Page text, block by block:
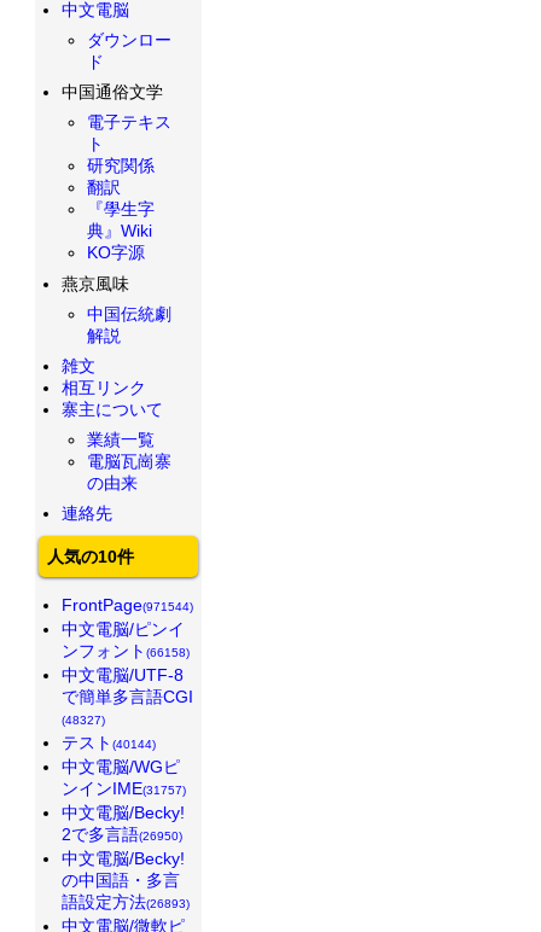
中文電脳
ダウンロー
ド
中国通俗文学
電子テキス
ト
研究関係
翻訳
『學生字
典』Wiki
KO字源
燕京風味
中国伝統劇
解説
雑文
相互リンク
寨主について
業績一覧
電脳瓦崗寨
の由来
連絡先
人気の10件
FrontPage(971544)
中文電脳/ピンイ
ンフォント (66158)
中文電脳/UTF-8
で簡単多言語CGI
(48327)
テスト (40144)
中文電脳/WGピ
ンインIME(31757)
中文電脳/Becky!
2で多言語(26950)
中文電脳/Becky!
の中国語・多言
語設定方法(26893)
中文電脳/微軟ピ